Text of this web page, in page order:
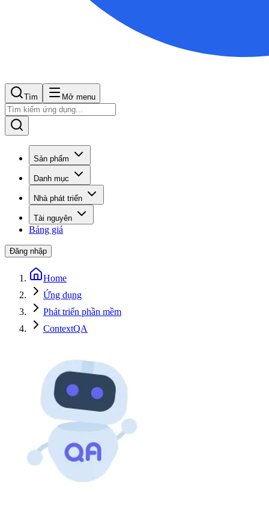
Tìm Mở menu
Sản phẩm
Danh mục
Nhà phát triển
Tài nguyên
Bảng giá
Đăng nhập
Home
Ứng dụng
Phát triển phần mềm
ContextQA